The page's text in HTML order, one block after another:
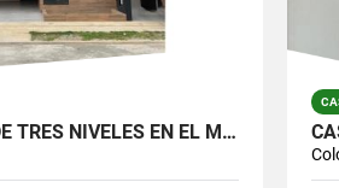
CASA EN VENTA DE TRES NIVELES EN EL MUNICIPIO DE RIONEGRO.